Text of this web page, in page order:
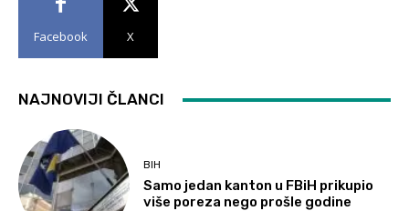
Facebook X
NAJNOVIJI ČLANCI
BIH
Samo jedan kanton u FBiH prikupio
više poreza nego prošle godine